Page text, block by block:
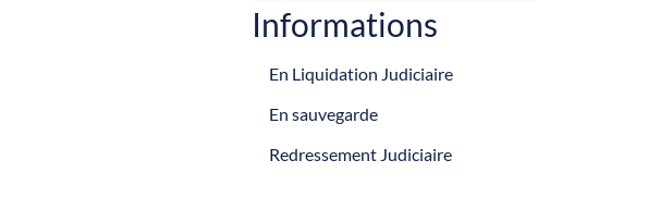
Informations
En Liquidation Judiciaire
En sauvegarde
Redressement Judiciaire